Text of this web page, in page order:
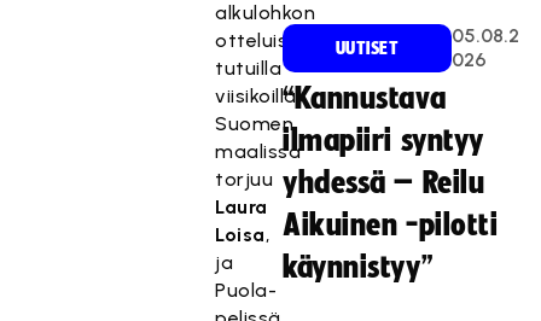
alkulohkon
otteluista
tutuilla
viisikoilla.
Suomen
maalissa
torjuu
Laura
Loisa,
ja
Puola-
UUTISET
05.08.2
026
“Kannustava
ilmapiiri syntyy
yhdessä – Reilu
Aikuinen -pilotti
käynnistyy”